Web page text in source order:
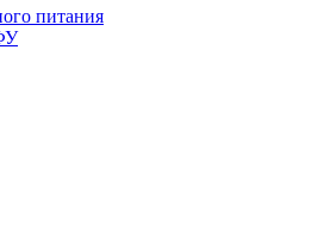
питания